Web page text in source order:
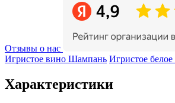
Отзывы о нас
Игристое вино Шампань Игристое
Характеристики